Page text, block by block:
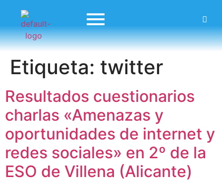
Etiqueta: twitter
Resultados cuestionarios
charlas «Amenazas y
oportunidades de internet y
redes sociales» en 2º de la
ESO de Villena (Alicante)